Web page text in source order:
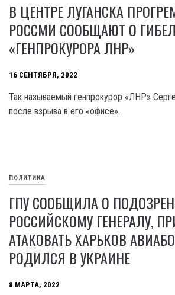
В ЦЕНТРЕ ЛУГАНСКА
РОССМИ СООБЩАЮТ О
«ГЕНПРОКУРОРА ЛНР»
16 СЕНТЯБРЯ, 2022
Так называемый генпрокурор «ЛНР»
после взрыва в его «офисе».
ПОЛИТИКА
ГПУ СООБЩИЛА О
РОССИЙСКОМУ ГЕНЕРАЛУ,
АТАКОВАТЬ ХАРЬКОВ
РОДИЛСЯ В УКРАИНЕ
8 МАРТА, 2022